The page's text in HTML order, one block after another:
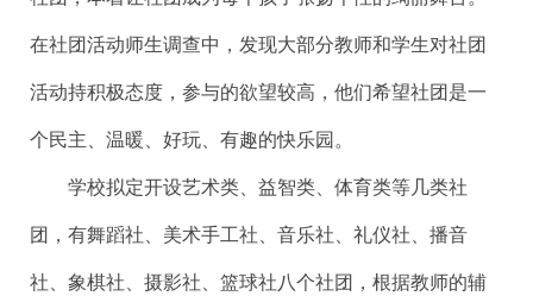
在社团活动师生调查中，发现大部分教师和学生对社团
活动持积极态度，参与的欲望较高，他们希望社团是一
个民主、温暖、好玩、有趣的快乐园。
学校拟定开设艺术类、益智类、体育类等几类社
团，有舞蹈社、美术手工社、音乐社、礼仪社、播音
社、象棋社、摄影社、篮球社八个社团，根据教师的辅